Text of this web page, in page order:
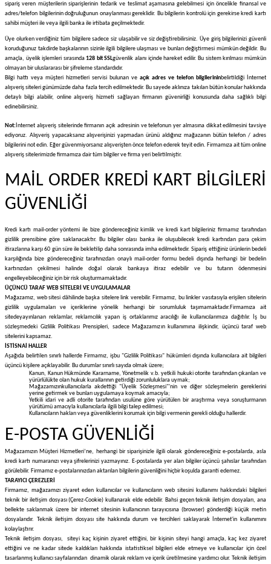
sipariş veren müşterilerin siparişlerinin tedarik ve teslimat aşamasına gelebilmesi için öncelikle finansal ve
adres/telefon bilgilerinin doğruluğunun onaylanması gereklidir. Bu bilgilerin kontrolü için gerekirse kredi kartı
sahibi müşteri ile veya ilgili banka ile irtibata geçilmektedir.
Üye olurken verdiğiniz tüm bilgilere sadece siz ulaşabilir ve siz değiştirebilirsiniz. Üye giriş bilgilerinizi güvenli
koruduğunuz takdirde başkalarının sizinle ilgili bilgilere ulaşması ve bunları değiştirmesi mümkün değildir. Bu
amaçla, üyelik işlemleri sırasında 128 bit SSLgüvenlik alanı içinde hareket edilir. Bu sistem kırılması mümkün
olmayan bir uluslararası bir şifreleme standardıdır.
Bilgi hattı veya müşteri hizmetleri servisi bulunan ve açık adres ve telefon bilgilerininbelirtildiği İnternet
alışveriş siteleri günümüzde daha fazla tercih edilmektedir. Bu sayede aklınıza takılan bütün konular hakkında
detaylı bilgi alabilir, online alışveriş hizmeti sağlayan firmanın güvenirliği konusunda daha sağlıklı bilgi
edinebilirsiniz.
Not: İnternet alışveriş sitelerinde firmanın açık adresinin ve telefonun yer almasına dikkat edilmesini tavsiye
ediyoruz. Alışveriş yapacaksanız alışverişinizi yapmadan ürünü aldığınız mağazanın bütün telefon / adres
bilgilerini not edin. Eğer güvenmiyorsanız alışverişten önce telefon ederek teyit edin. Firmamıza ait tüm online
alışveriş sitelerimizde firmamıza dair tüm bilgiler ve firma yeri belirtilmiştir.
MAİL ORDER KREDİ KART BİLGİLERİ
GÜVENLİĞİ
Kredi kartı mail-order yöntemi ile bize göndereceğiniz kimlik ve kredi kart bilgileriniz firmamız tarafından
gizlilik prensibine göre saklanacaktır. Bu bilgiler olası banka ile oluşubilecek kredi kartından para çekim
itirazlarına karşı 60 gün süre ile bekletilip daha sonrasında imha edilmektedir. Sipariş ettiğiniz ürünlerin bedeli
karşılığında bize göndereceğiniz tarafınızdan onaylı mail-order formu bedeli dışında herhangi bir bedelin
kartınızdan çekilmesi halinde doğal olarak bankaya itiraz edebilir ve bu tutarın ödenmesini
engelleyebileceğiniz için bir risk oluşturmamaktadır.
ÜÇÜNCÜ TARAF WEB SİTELERİ VE UYGULAMALAR
Mağazamız, web sitesi dâhilinde başka sitelere link verebilir. Firmamız, bu linkler vasıtasıyla erişilen sitelerin
gizlilik uygulamaları ve içeriklerine yönelik herhangi bir sorumluluk taşımamaktadır.Firmamıza ait
sitedeyayınlanan reklamlar, reklamcılık yapan iş ortaklarımız aracılığı ile kullanıcılarımıza dağıtılır. İş bu
sözleşmedeki Gizlilik Politikası Prensipleri, sadece Mağazamızın kullanımına ilişkindir, üçüncü taraf web
sitelerini kapsamaz.
İSTİSNAİ HALLER
Aşağıda belirtilen sınırlı hallerde Firmamız, işbu "Gizlilik Politikası" hükümleri dışında kullanıcılara ait bilgileri
üçüncü kişilere açıklayabilir. Bu durumlar sınırlı sayıda olmak üzere;
Kanun, Kanun Hükmünde Kararname, Yönetmelik v.b. yetkili hukuki otorite tarafından çıkarılan ve
yürürlülükte olan hukuk kurallarının getirdiği zorunluluklara uymak;
Mağazamızınkullanıcılarla akdettiği "Üyelik Sözleşmesi"'nin ve diğer sözleşmelerin gereklerini
yerine getirmek ve bunları uygulamaya koymak amacıyla;
Yetkili idari ve adli otorite tarafından usulüne göre yürütülen bir araştırma veya soruşturmanın
yürütümü amacıyla kullanıcılarla ilgili bilgi talep edilmesi;
Kullanıcıların hakları veya güvenliklerini korumak için bilgi vermenin gerekli olduğu hallerdir.
E-POSTA GÜVENLİĞİ
Mağazamızın Müşteri Hizmetleri’ne, herhangi bir siparişinizle ilgili olarak göndereceğiniz e-postalarda, asla
kredi kartı numaranızı veya şifrelerinizi yazmayınız. E-postalarda yer alan bilgiler üçüncü şahıslar tarafından
görülebilir. Firmamız e-postalarınızdan aktarılan bilgilerin güvenliğini hiçbir koşulda garanti edemez.
TARAYICI ÇEREZLERİ
Firmamız, mağazamızı ziyaret eden kullanıcılar ve kullanıcıların web sitesini kullanımı hakkındaki bilgileri
teknik bir iletişim dosyası (Çerez-Cookie) kullanarak elde edebilir. Bahsi geçen teknik iletişim dosyaları, ana
bellekte saklanmak üzere bir internet sitesinin kullanıcının tarayıcısına (browser) gönderdiği küçük metin
dosyalarıdır. Teknik iletişim dosyası site hakkında durum ve tercihleri saklayarak İnternet'in kullanımını
kolaylaştırır.
Teknik iletişim dosyası, siteyi kaç kişinin ziyaret ettiğini, bir kişinin siteyi hangi amaçla, kaç kez ziyaret
ettiğini ve ne kadar sitede kaldıkları hakkında istatistiksel bilgileri elde etmeye ve kullanıcılar için özel
tasarlanmış kullanıcı sayfalarından dinamik olarak reklam ve içerik üretilmesine yardımcı olur. Teknik iletişim